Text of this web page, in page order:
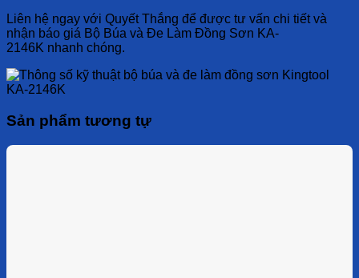
Liên hệ ngay với Quyết Thắng để được tư vấn chi tiết và
nhận báo giá Bộ Búa và Đe Làm Đồng Sơn KA-
2146K nhanh chóng.
Sản phẩm tương tự